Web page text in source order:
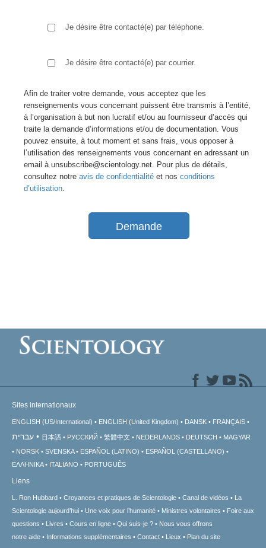
Je désire être contacté(e) par téléphone.
Je désire être contacté(e) par courrier.
Afin de traiter votre demande, vous acceptez que les
renseignements vous concernant puissent être transmis à l’entité,
à l’organisation à but non lucratif et/ou au fournisseur d’accès qui
traite la demande d’informations et/ou de documentation. Vous
pouvez ensuite, à tout moment et sans frais, vous opposer à
l’utilisation des renseignements vous concernant en adressant un
email à unsubscribe@scientology.net. Pour plus de détails,
consultez notre avis de confidentialité et nos conditions
d’utilisation.
Demande
Sites internationaux
ENGLISH (US/International) ENGLISH (United Kingdom) DANSK FRANÇAIS
עברית 日本語 РУССКИЙ 繁體中文 NEDERLANDS DEUTSCH
MAGYAR
NORSK
SVENSKA ESPAÑOL (LATINO)
ESPAÑOL (CASTELLANO)
ΕΛΛΗΝΙΚA
ITALIANO PORTUGUÊS
Liens
L. Ron Hubbard Croyances et pratiques de Scientologie Canal de vidéos
La
Scientologie aujourd’hui
Une voix pour l’humanité Ministres volontaires
Foire aux
questions
Livres Cours en ligne Qui suis-je ?
Nous vous offrons
notre aide
Informations supplémentaires Contact Lieux Plan du site